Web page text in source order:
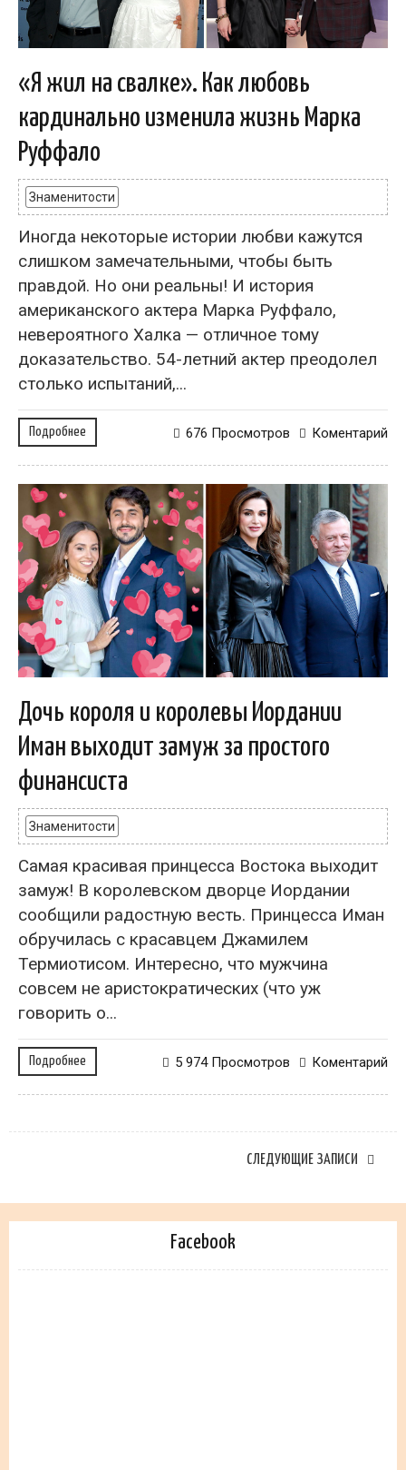
«Я жил на свалке». Как любовь
кардинально изменила жизнь Марка
Руффало
Знаменитости
Иногда некоторые истории любви кажутся
слишком замечательными, чтобы быть
правдой. Но они реальны! И история
американского актера Марка Руффало,
невероятного Халка — отличное тому
доказательство. 54-летний актер преодолел
столько испытаний,...
Подробнее Коментарий
676 Просмотров
Дочь короля и королевы Иордании
Иман выходит замуж за простого
финансиста
Знаменитости
Самая красивая принцесса Востока выходит
замуж! В королевском дворце Иордании
сообщили радостную весть. Принцесса Иман
обручилась с красавцем Джамилем
Термиотисом. Интересно, что мужчина
совсем не аристократических (что уж
говорить о...
Подробнее Коментарий
5 974 Просмотров
СЛЕДУЮЩИЕ ЗАПИСИ
Facebook